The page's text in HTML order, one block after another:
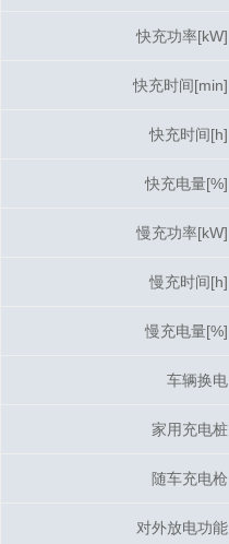
快充功率[kW]
快充时间[min]
快充时间[h]
快充电量[%]
慢充功率[kW]
慢充时间[h]
慢充电量[%]
车辆换电
家用充电桩
随车充电枪
对外放电功能
快充功率[kW]
快充时间[min]
快充时间[h]
快充电量[%]
慢充功率[kW]
慢充时间[h]
慢充电量[%]
车辆换电
家用充电桩
随车充电枪
对外放电功能